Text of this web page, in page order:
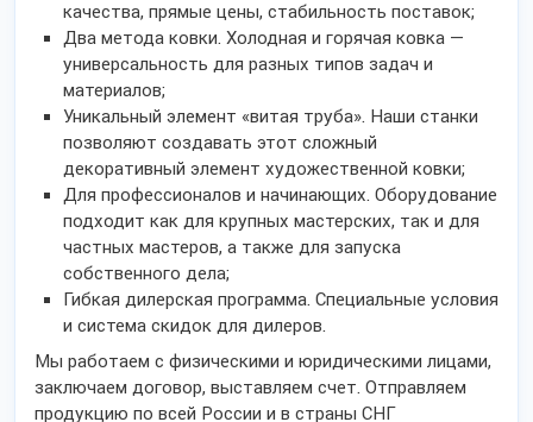
качества, прямые цены, стабильность поставок;
Два метода ковки. Холодная и горячая ковка —
универсальность для разных типов задач и
материалов;
Уникальный элемент «витая труба». Наши станки
позволяют создавать этот сложный
декоративный элемент художественной ковки;
Для профессионалов и начинающих. Оборудование
подходит как для крупных мастерских, так и для
частных мастеров, а также для запуска
собственного дела;
Гибкая дилерская программа. Специальные условия
и система скидок для дилеров.
Мы работаем с физическими и юридическими лицами,
заключаем договор, выставляем счет. Отправляем
продукцию по всей России и в страны СНГ